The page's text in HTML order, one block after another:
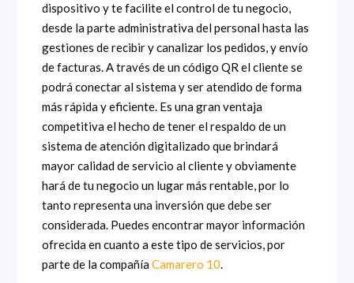
dispositivo y te facilite el control de tu negocio,
desde la parte administrativa del personal hasta las
gestiones de recibir y canalizar los pedidos, y envío
de facturas. A través de un código QR el cliente se
podrá conectar al sistema y ser atendido de forma
más rápida y eficiente. Es una gran ventaja
competitiva el hecho de tener el respaldo de un
sistema de atención digitalizado que brindará
mayor calidad de servicio al cliente y obviamente
hará de tu negocio un lugar más rentable, por lo
tanto representa una inversión que debe ser
considerada. Puedes encontrar mayor información
ofrecida en cuanto a este tipo de servicios, por
parte de la compañíaCamarero 10.